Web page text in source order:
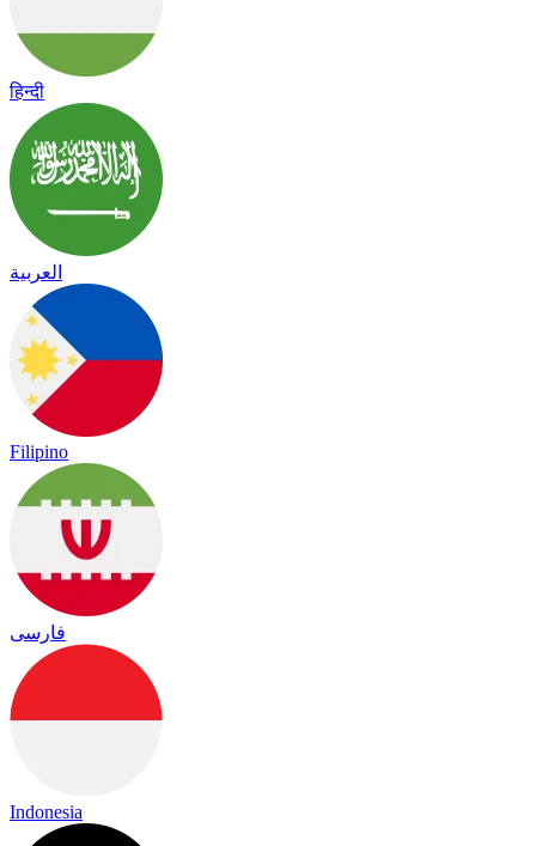
हिन्दी
العربية
Filipino
فارسی
Indonesia